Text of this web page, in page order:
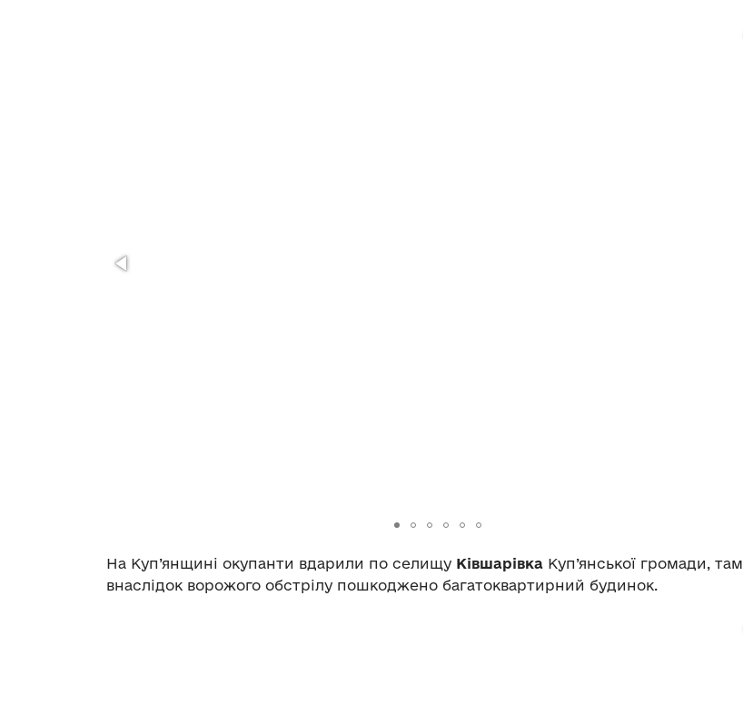
На Куп’янщині окупанти вдарили по селищу Ківшарівка Куп’янської громади, там
внаслідок ворожого обстрілу пошкоджено багатоквартирний будинок.